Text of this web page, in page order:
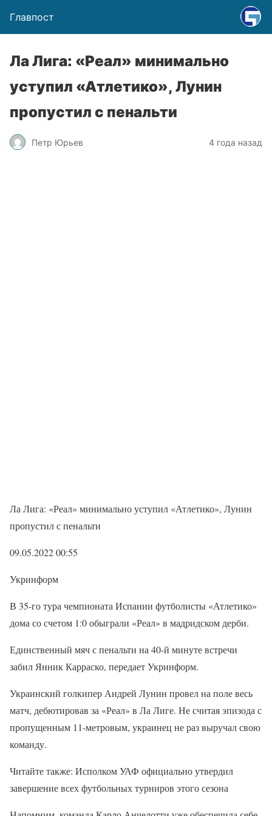
Главпост
Ла Лига: «Реал» минимально
уступил «Атлетико», Лунин
пропустил с пенальти
Петр Юрьев 4 года назад
Ла Лига: «Реал» минимально уступил «Атлетико», Лунин
пропустил с пенальти
09.05.2022 00:55
Укринформ
В 35-го тура чемпионата Испании футболисты «Атлетико»
дома со счетом 1:0 обыграли «Реал» в мадридском дерби.
Единственный мяч с пенальти на 40-й минуте встречи
забил Янник Карраско, передает Укринформ.
Украинский голкипер Андрей Лунин провел на поле весь
матч, дебютировав за «Реал» в Ла Лиге. Не считая эпизода с
пропущенным 11-метровым, украинец не раз выручал свою
команду.
Читайте также: Исполком УАФ официально утвердил
завершение всех футбольных турниров этого сезона